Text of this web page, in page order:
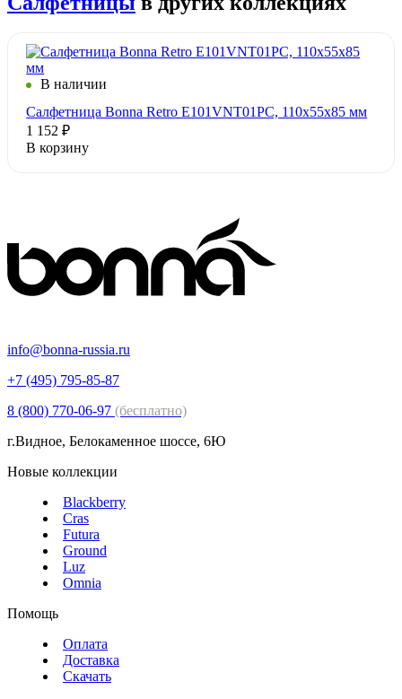
В наличии
Салфетница Bonna Retro E101VNT01PC, 110х55х85 мм
1 152 ₽
В корзину
info@bonna-russia.ru
+7 (495) 795-85-87
8 (800) 770-06-97 (бесплатно)
г.Видное, Белокаменное шоссе, 6Ю
Новые коллекции
Blackberry
Cras
Futura
Ground
Luz
Omnia
Помощь
Оплата
Доставка
Скачать